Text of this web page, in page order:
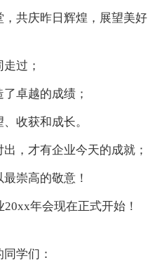
共庆昨日辉煌，展望美好
过；
卓越的成绩；
收获和成长。
，才有企业今天的成就；
崇高的敬意！
年会现在正式开始！
学们：